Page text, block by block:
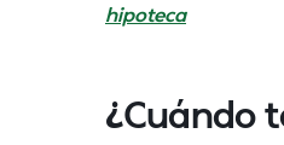
hipoteca
¿Cuándo